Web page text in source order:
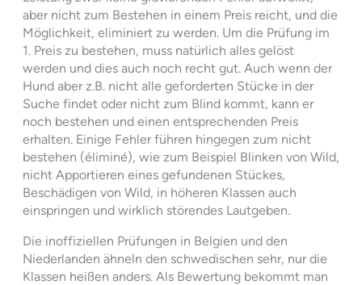
aber nicht zum Bestehen in einem Preis reicht, und die
Möglichkeit, eliminiert zu werden. Um die Prüfung im
1. Preis zu bestehen, muss natürlich alles gelöst
werden und dies auch noch recht gut. Auch wenn der
Hund aber z.B. nicht alle geforderten Stücke in der
Suche findet oder nicht zum Blind kommt, kann er
noch bestehen und einen entsprechenden Preis
erhalten. Einige Fehler führen hingegen zum nicht
bestehen (éliminé), wie zum Beispiel Blinken von Wild,
nicht Apportieren eines gefundenen Stückes,
Beschädigen von Wild, in höheren Klassen auch
einspringen und wirklich störendes Lautgeben.
Die inoffiziellen Prüfungen in Belgien und den
Niederlanden ähneln den schwedischen sehr, nur die
Klassen heißen anders. Als Bewertung bekommt man